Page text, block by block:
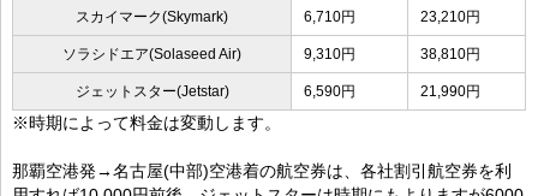
スカイマーク(Skymark) 6,710円 23,210円
ソラシドエア(Solaseed Air) 9,310円 38,810円
ジェットスター(Jetstar) 6,590円 21,990円
※時期によって料金は変動します。
那覇空港発→名古屋(中部)空港着の航空券は、各社割引航空券を利